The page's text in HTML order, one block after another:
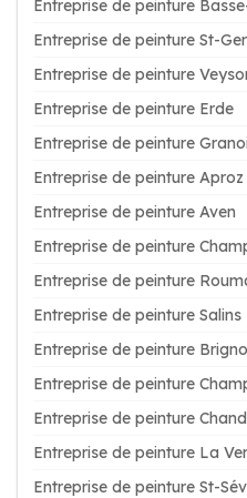
Entreprise de peinture
Entreprise de peinture St-
Entreprise de peinture
Entreprise de peinture Erde
Entreprise de peinture
Entreprise de peinture
Entreprise de peinture Aven
Entreprise de peinture
Entreprise de peinture
Entreprise de peinture Salins
Entreprise de peinture
Entreprise de peinture
Entreprise de peinture
Entreprise de peinture La
Entreprise de peinture St-